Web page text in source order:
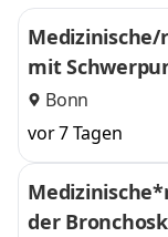
Medizinische/
mit
hie (m/w/d)
Bonn
vor 7 Tagen
der